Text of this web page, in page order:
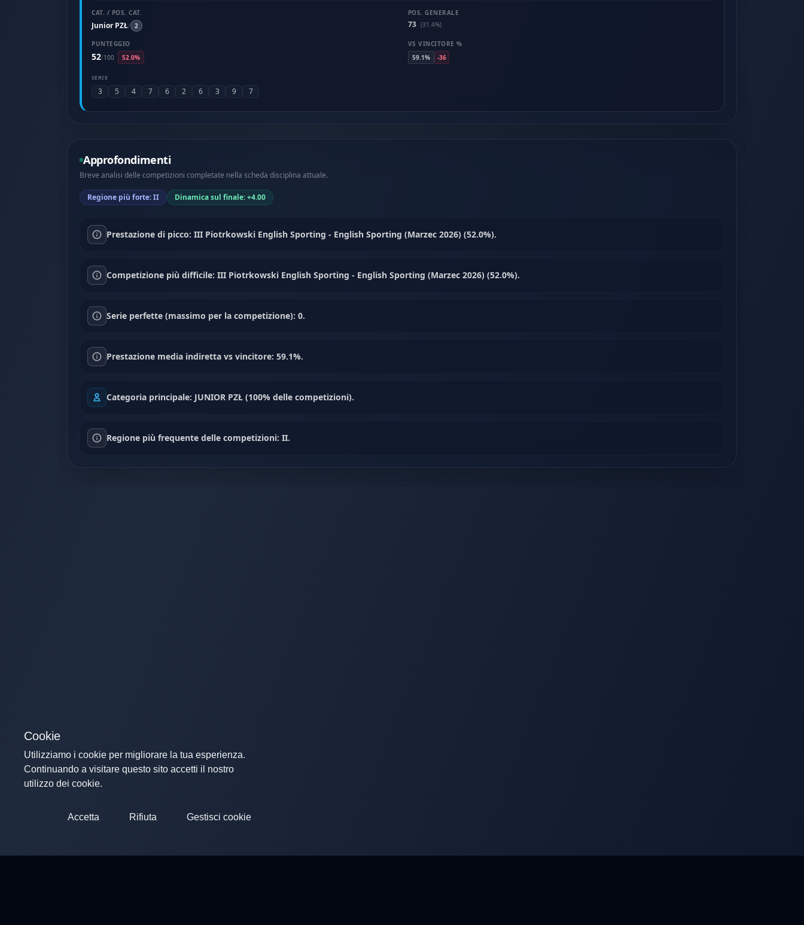
CAT. / POS. CAT.
Junior PZŁ/ 2
POS. GENERALE
73 (31.4%)
PUNTEGGIO
52/100 52.0%
VS VINCITORE %
59.1%
-36
SERIE
3 5 4 7 6 2 6 3 9 7
Approfondimenti
Breve analisi delle competizioni completate nella scheda disciplina attuale.
Regione più forte: II Dinamica sul finale: +4.00
Prestazione di picco: III Piotrkowski English Sporting - English Sporting (Marzec 2026) (52.0%).
Competizione più difficile: III Piotrkowski English Sporting - English Sporting (Marzec 2026) (52.0%).
Serie perfette (massimo per la competizione): 0.
Prestazione media indiretta vs vincitore: 59.1%.
Categoria principale: JUNIOR PZŁ (100% delle competizioni).
Regione più frequente delle competizioni: II.
Cookie
Utilizziamo i cookie per migliorare la tua esperienza.
Continuando a visitare questo sito accetti il nostro
utilizzo dei cookie.
Accetta Rifiuta Gestisci cookie